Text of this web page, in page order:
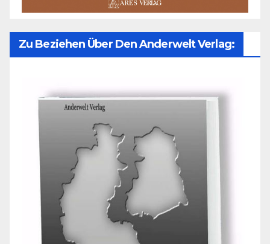
Zu Beziehen Über Den Anderwelt Verlag: